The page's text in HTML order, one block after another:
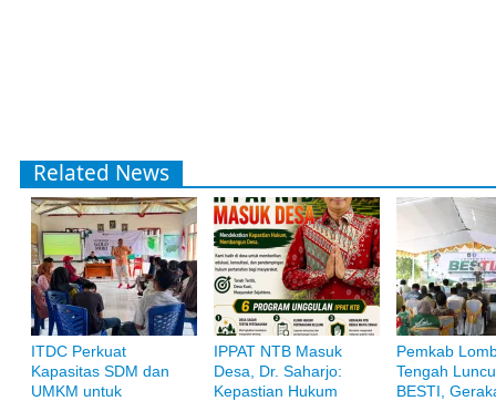
Related News
ITDC Perkuat
Kapasitas SDM dan
UMKM untuk
IPPAT NTB Masuk
Desa, Dr. Saharjo:
Kepastian Hukum
Pemkab
Tengah
BESTI,
Bank Muamalat
Raih ketenangan dengan akses yang luas di Bank Muamalat